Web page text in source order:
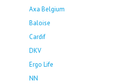
Axa Belgium
Baloise
Cardif
DKV
Ergo Life
NN